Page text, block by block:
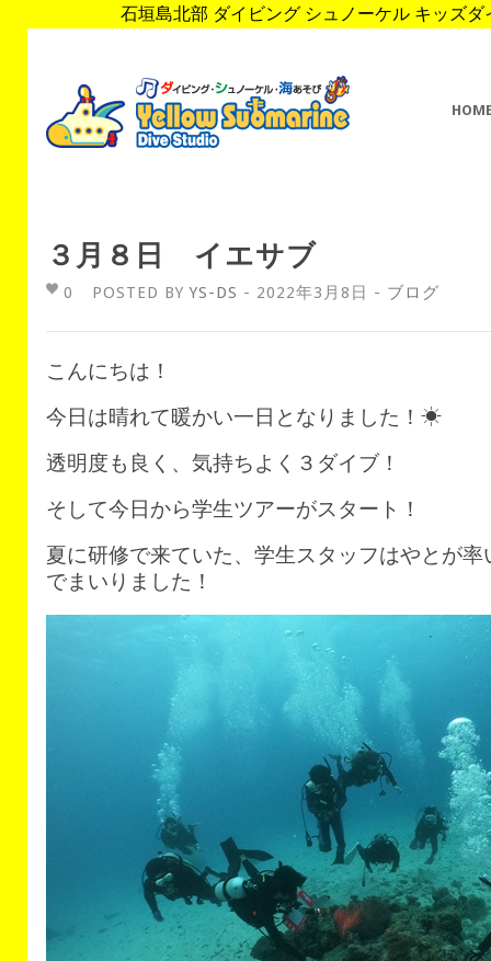
石垣島北部 ダイビング シュノーケル キッズ
３月８日 イエサブ
0 POSTED BY YS-DS - 2022年3月8日 - ブログ
こんにちは！
今日は晴れて暖かい一日となりました！☀
透明度も良く、気持ちよく３ダイブ！
そして今日から学生ツアーがスタート！
夏に研修で来ていた、学生スタッフはやとが
でまいりました！